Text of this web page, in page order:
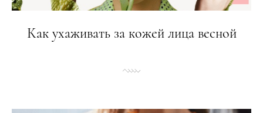
Как ухаживать за кожей лица весной